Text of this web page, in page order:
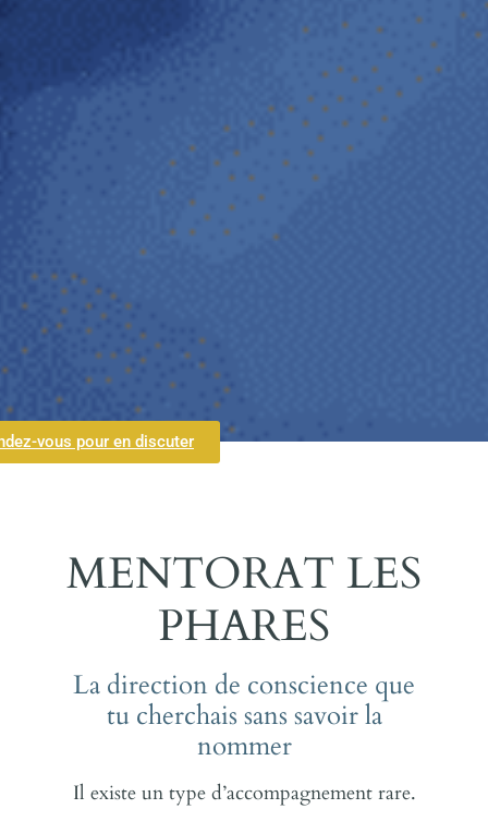
vous pour en discuter
MENTORAT LES
PHARES
La direction de conscience que
tu cherchais sans savoir la
nommer
Il existe un type d’accompagnement rare.